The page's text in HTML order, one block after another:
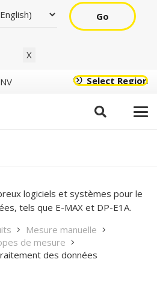
Go
X
Select Region
traitement
logiciels et systèmes pour le
tels que E-MAX et DP-E1A.
Mesure manuelle
de mesure
des données